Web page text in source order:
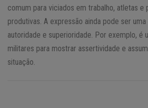
comum para viciados em trabalho, atletas e
produtivas. A expressão ainda pode ser
autoridade e superioridade. Por exemplo, é
militares para mostrar assertividade e
situação.